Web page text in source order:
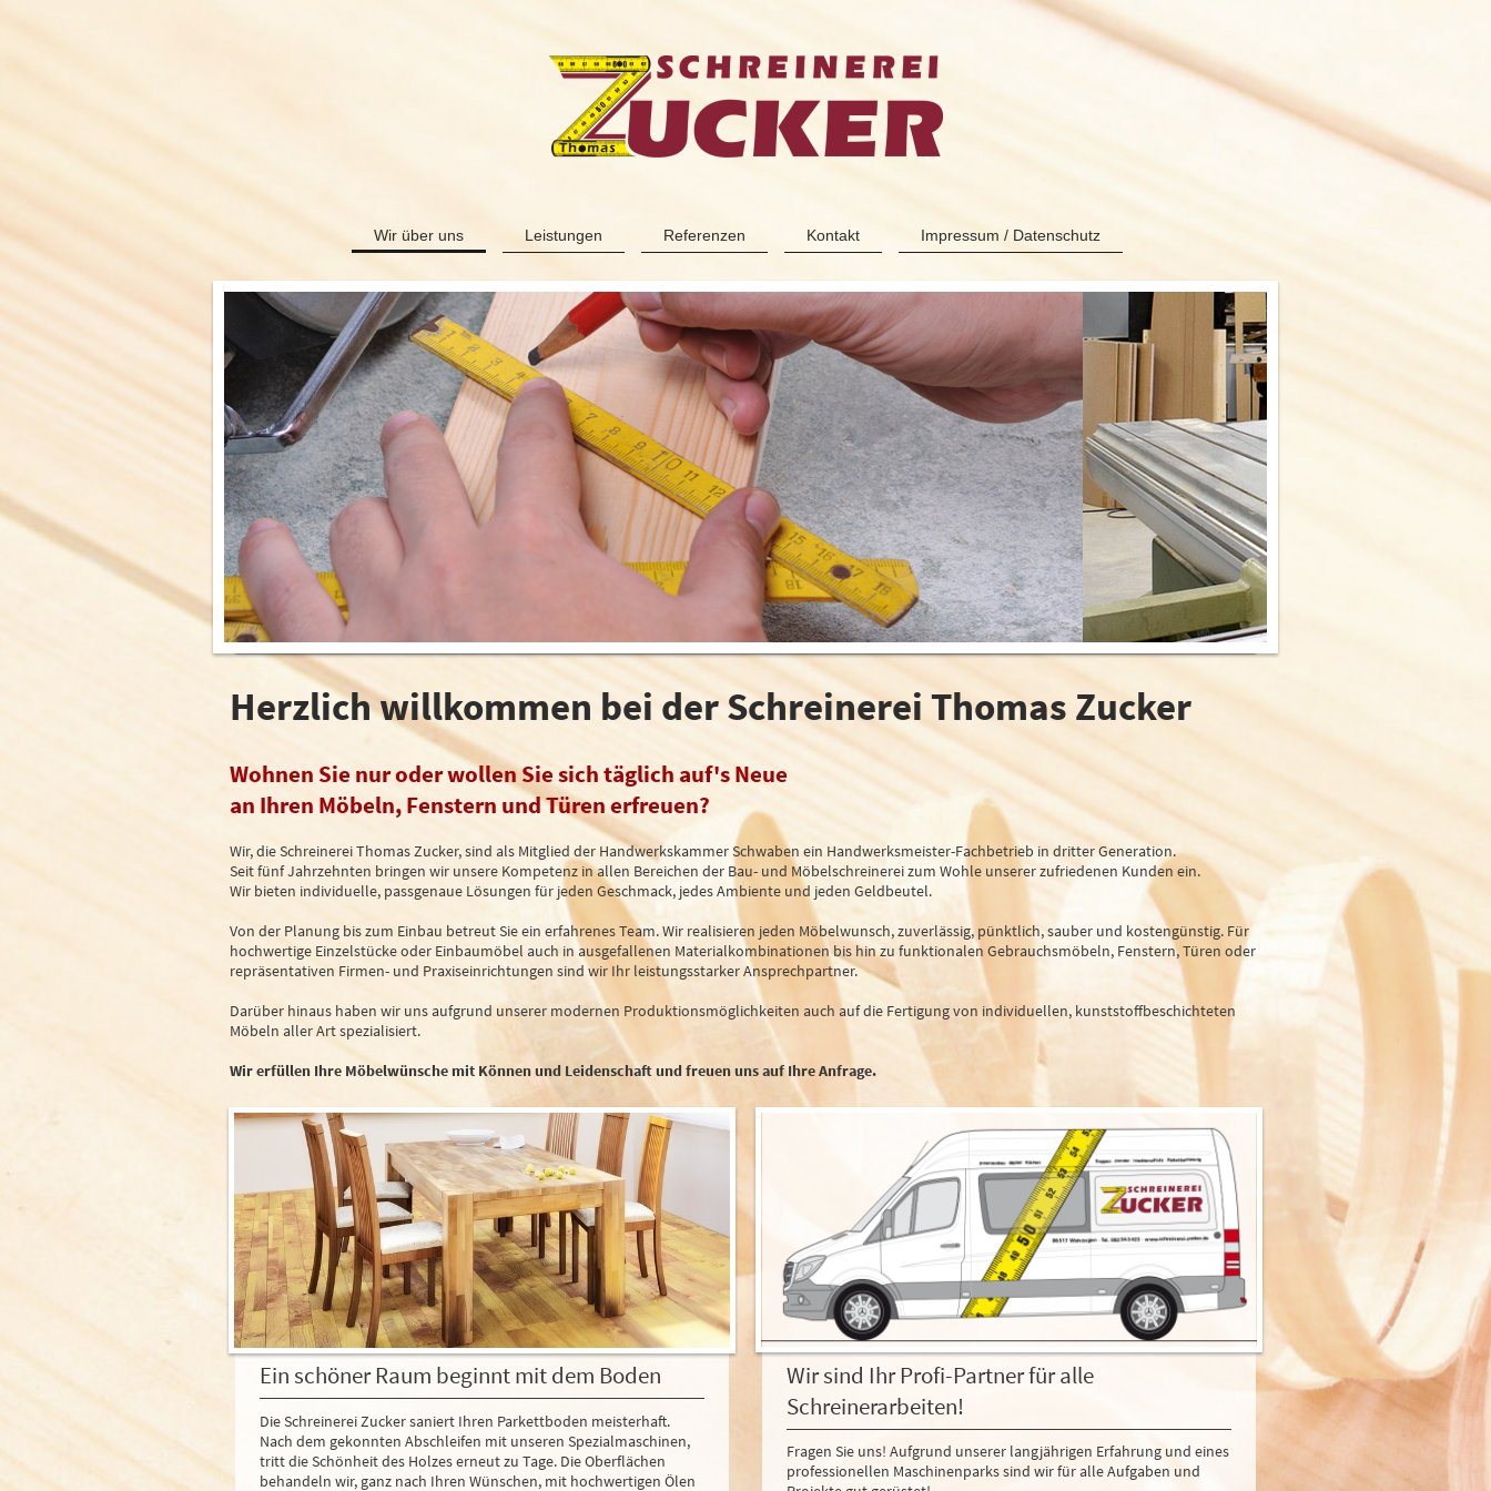
Wir über uns Leistungen Referenzen Kontakt Impressum / Datenschutz
Herzlich willkommen bei der Schreinerei Thomas Zucker
Wohnen Sie nur oder wollen Sie sich täglich auf's Neue
an Ihren Möbeln, Fenstern und Türen erfreuen?
Wir, die Schreinerei Thomas Zucker, sind als Mitglied der Handwerkskammer Schwaben ein Handwerksmeister-Fachbetrieb in dritter Generation.
Seit fünf Jahrzehnten bringen wir unsere Kompetenz in allen Bereichen der Bau- und Möbelschreinerei zum Wohle unserer zufriedenen Kunden ein.
Wir bieten individuelle, passgenaue Lösungen für jeden Geschmack, jedes Ambiente und jeden Geldbeutel.
Von der Planung bis zum Einbau betreut Sie ein erfahrenes Team. Wir realisieren jeden Möbelwunsch, zuverlässig, pünktlich, sauber und kostengünstig. Für
hochwertige Einzelstücke oder Einbaumöbel auch in ausgefallenen Materialkombinationen bis hin zu funktionalen Gebrauchsmöbeln, Fenstern, Türen oder
repräsentativen Firmen- und Praxiseinrichtungen sind wir Ihr leistungsstarker Ansprechpartner.
Darüber hinaus haben wir uns aufgrund unserer modernen Produktionsmöglichkeiten auch auf die Fertigung von individuellen, kunststoffbeschichteten
Möbeln aller Art spezialisiert.
Wir erfüllen Ihre Möbelwünsche mit Können und Leidenschaft und freuen uns auf Ihre Anfrage.
Ein schöner Raum beginnt mit dem Boden
Die Schreinerei Zucker saniert Ihren Parkettboden meisterhaft.
Nach dem gekonnten Abschleifen mit unseren Spezialmaschinen,
tritt die Schönheit des Holzes erneut zu Tage. Die Oberflächen
behandeln wir, ganz nach Ihren Wünschen, mit hochwertigen Ölen
Wir sind Ihr Profi-Partner für alle
Schreinerarbeiten!
Fragen Sie uns! Aufgrund unserer langjährigen Erfahrung und eines
professionellen Maschinenparks sind wir für alle Aufgaben und